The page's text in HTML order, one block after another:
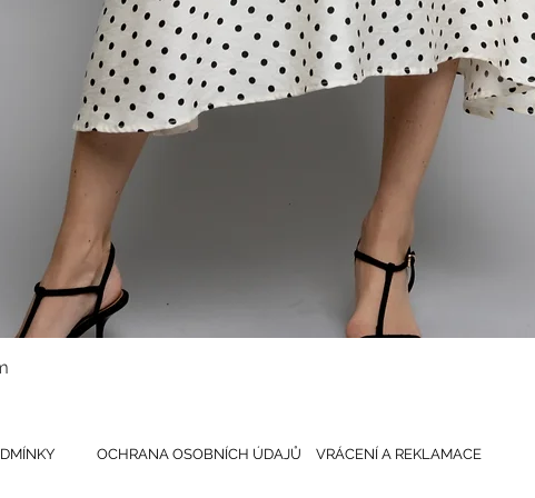
OCHRANA OSOBNÍCH ÚDAJŮ VRÁCENÍ A REKLAMACE